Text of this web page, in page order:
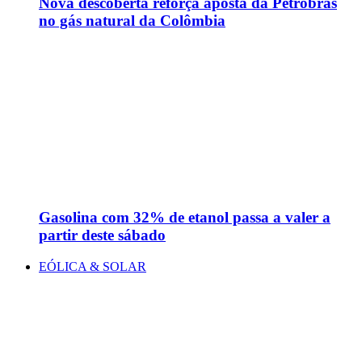
no gás natural da Colômbia
Gasolina com 32% de etanol passa a valer a
partir deste sábado
EÓLICA & SOLAR